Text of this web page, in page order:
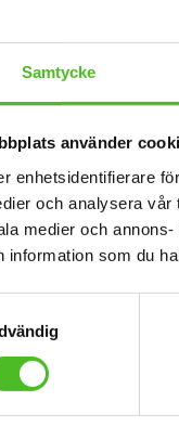
Samtycke
använder
enhetsidentifierare
och analysera vår
medier och
information som du
till i favoriter